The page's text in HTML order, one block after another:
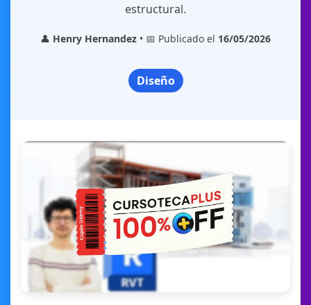
estructural.
👤 Henry Hernandez • 📅 Publicado el 16/05/2026
Diseño